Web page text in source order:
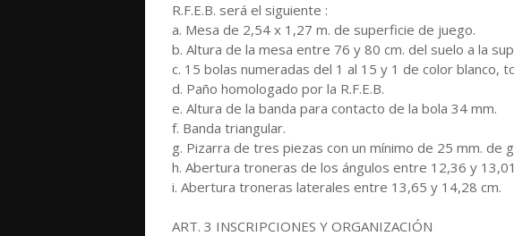
R.F.E.B. será el siguiente :
a. Mesa de 2,54 x 1,27 m. de superficie de juego.
b. Altura de la mesa entre 76 y 80 cm. del suelo a la
c. 15 bolas numeradas del 1 al 15 y 1 de color blanco,
d. Paño homologado por la R.F.E.B.
e. Altura de la banda para contacto de la bola 34 mm.
f. Banda triangular.
g. Pizarra de tres piezas con un mínimo de 25 mm. de
h. Abertura troneras de los ángulos entre 12,36 y
i. Abertura troneras laterales entre 13,65 y 14,28 cm.
ART. 3 INSCRIPCIONES Y ORGANIZACIÓN